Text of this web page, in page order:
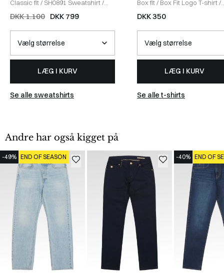
Classic fit/ SH0891 Sweatshirt/
HVID
DKK 1.100 DKK 799
LÆG I KURV
Se alle sweatshirts
Box fit/ Box Fit Logo T-shirt/
WHITE
DKK 350
LÆG I KURV
Se alle t-shirts
Andre har også kigget på
-49% END OF SEASON -40% END OF